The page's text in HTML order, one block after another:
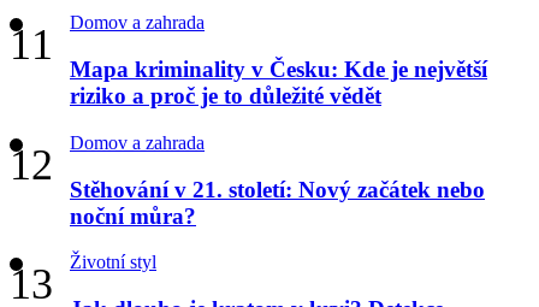
Domov a zahrada
Mapa kriminality v Česku: Kde je největší
riziko a proč je to důležité vědět
Domov a zahrada
Stěhování v 21. století: Nový začátek nebo
noční můra?
Životní styl